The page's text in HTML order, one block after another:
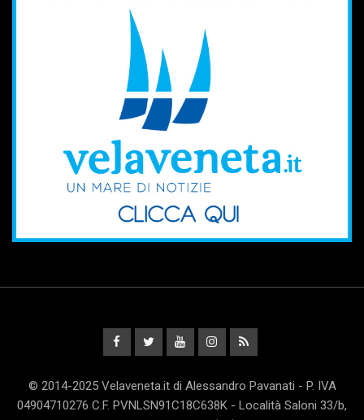
© 2014-2025 Velaveneta.it di Alessandro Pavanati - P. IVA
04904710276 C.F. PVNLSN91C18C638K - Località Saloni 33/b,